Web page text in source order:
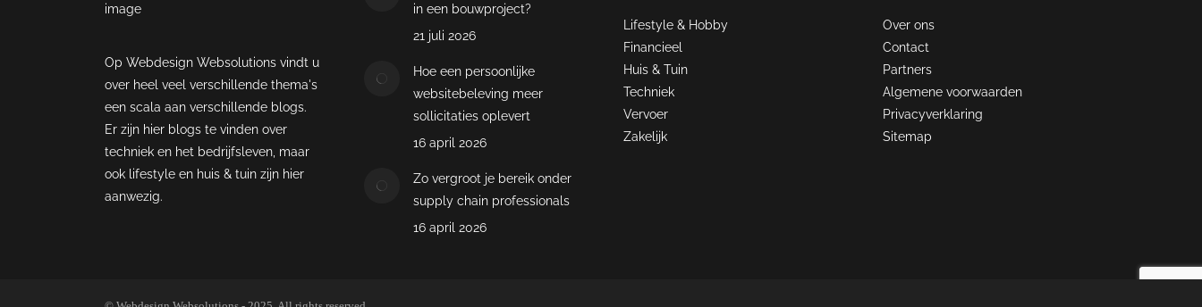
Op Webdesign Websolutions vindt u
over heel veel verschillende thema's
een scala aan verschillende blogs.
Er zijn hier blogs te vinden over
techniek en het bedrijfsleven, maar
ook lifestyle en huis & tuin zijn hier
aanwezig.
in een bouwproject?
21 juli 2026
Hoe een persoonlijke
websitebeleving meer
sollicitaties oplevert
16 april 2026
Zo vergroot je bereik onder
supply chain professionals
16 april 2026
Lifestyle & Hobby
Financieel
Huis & Tuin
Techniek
Vervoer
Zakelijk
Over ons
Contact
Partners
Algemene voorwaarden
Privacyverklaring
Sitemap